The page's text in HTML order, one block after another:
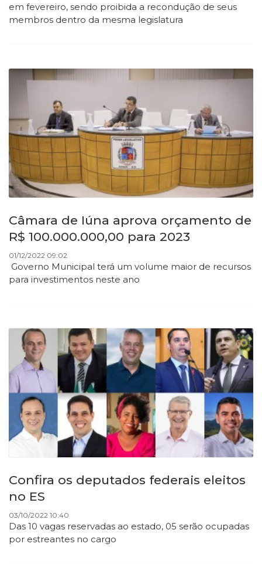
em fevereiro, sendo proibida a recondução de seus
membros dentro da mesma legislatura
Câmara de Iúna aprova orçamento de
R$ 100.000.000,00 para 2023
01/12/2022 09:02
Governo Municipal terá um volume maior de recursos
para investimentos neste ano
Confira os deputados federais eleitos
no ES
03/10/2022 10:40
Das 10 vagas reservadas ao estado, 05 serão ocupadas
por estreantes no cargo